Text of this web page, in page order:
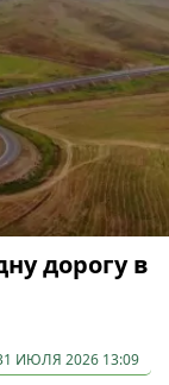
дорогу в
ИЮЛЯ 2026 13:09